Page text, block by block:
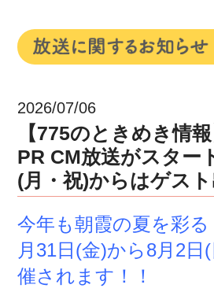
2026/07/06
【775のときめき情
PR CM放送がスター
(月・祝)からはゲスト
今年も朝霞の夏を彩
月31日(金)から8月2日
催されます！！